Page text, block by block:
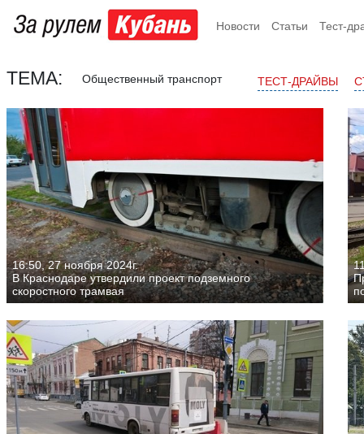
Новости Статьи Тест-
ТЕМА: Общественный транспорт ТЕСТ-ДРАЙВЫ
16:50, 27 ноября 2024г.
В Краснодаре утвердили проект подземного
скоростного трамвая